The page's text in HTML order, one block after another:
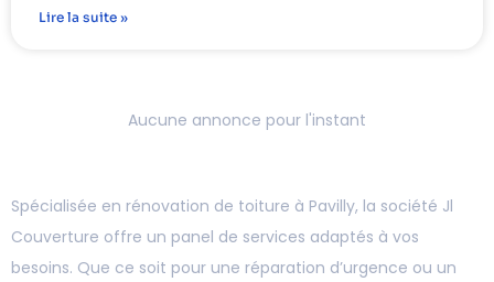
Lire la suite »
Aucune annonce pour l'instant
Spécialisée en rénovation de toiture à Pavilly, la société Jl
Couverture offre un panel de services adaptés à vos
besoins. Que ce soit pour une réparation d’urgence ou un